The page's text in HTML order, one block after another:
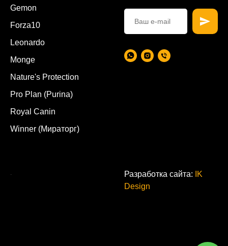
Gemon
Forza10
Leonardo
Monge
Nature's Protection
Pro Plan (Purina)
Royal Canin
Winner (Мираторг)
Разработка сайта:
IK
Design